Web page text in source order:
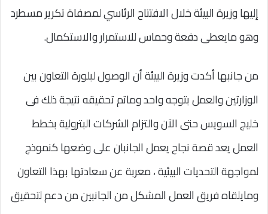
إليها وزيرة البيئة خلال الافتتاح الرئاسي لمصفاة تكرير مسطرد
وهو مايعطى دفعة وحماس للاستمرار والاستكمال.
من جانبها أكدت وزيرة البيئة أن الوصول لبلورة التعاون بين
الوزارتين والعمل بتوجه واحد وماتم تحقيقه نتيجة ذلك فى
خليج السويس حتى الآن والتزام الشركات البترولية بخطط
العمل يعد قصة نجاح يعمل الجانبان على وضعها كنموذج
لمواجهة التحديات البيئية ، معربة عن سعادتها بهذا التعاون
ومايلقاه فريق العمل المشكل من الجانبين من دعم لتحقيق